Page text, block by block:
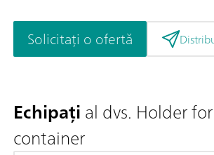
Solicitați o ofertă
Echipațial dvs. Holder
container